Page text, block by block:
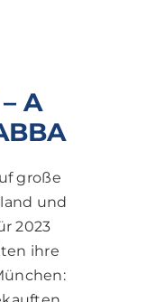
A
große
und
2023
ihre